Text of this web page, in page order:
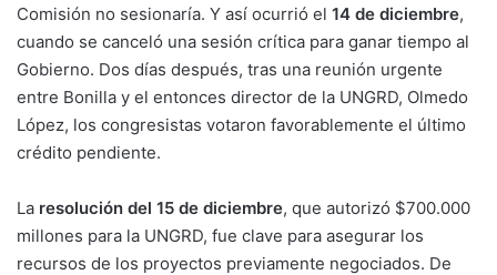
Comisión no sesionaría. Y así ocurrió el 14 de diciembre,
cuando se canceló una sesión crítica para ganar tiempo al
Gobierno. Dos días después, tras una reunión urgente
entre Bonilla y el entonces director de la UNGRD, Olmedo
López, los congresistas votaron favorablemente el último
crédito pendiente.
La resolución del 15 de diciembre, que autorizó $700.000
millones para la UNGRD, fue clave para asegurar los
recursos de los proyectos previamente negociados. De